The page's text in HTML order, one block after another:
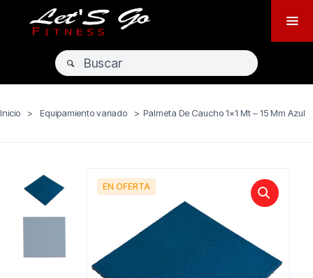
Inicio > Equipamiento variado > Palmeta De Caucho 1×1 Mt – 15 Mm Azul
EN OFERTA